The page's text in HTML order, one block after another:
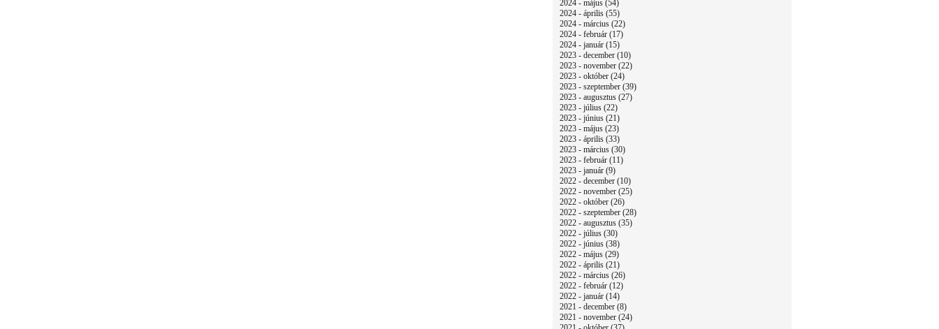
2024 - május (54)
2024 - április (55)
2024 - március (22)
2024 - február (17)
2024 - január (15)
2023 - december (10)
2023 - november (22)
2023 - október (24)
2023 - szeptember (39)
2023 - augusztus (27)
2023 - július (22)
2023 - június (21)
2023 - május (23)
2023 - április (33)
2023 - március (30)
2023 - február (11)
2023 - január (9)
2022 - december (10)
2022 - november (25)
2022 - október (26)
2022 - szeptember (28)
2022 - augusztus (35)
2022 - július (30)
2022 - június (38)
2022 - május (29)
2022 - április (21)
2022 - március (26)
2022 - február (12)
2022 - január (14)
2021 - december (8)
2021 - november (24)